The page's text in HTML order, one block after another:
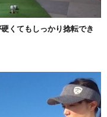
くてもしっかり捻転でき